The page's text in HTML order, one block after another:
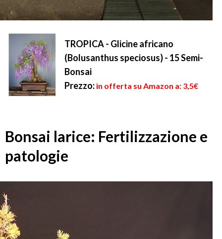
TROPICA - Glicine africano
(Bolusanthus speciosus) - 15 Semi-
Bonsai
Prezzo: in offerta su Amazon a: 3,5€
Bonsai larice: Fertilizzazione e
patologie